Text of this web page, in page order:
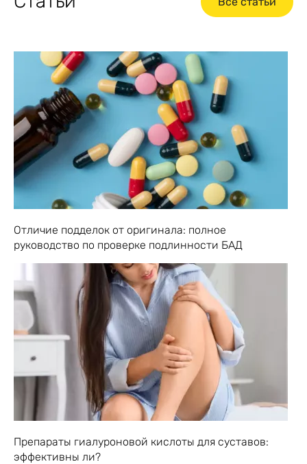
Отличие подделок от оригинала: полное
руководство по проверке подлинности БАД
Препараты гиалуроновой кислоты для суставов:
эффективны ли?